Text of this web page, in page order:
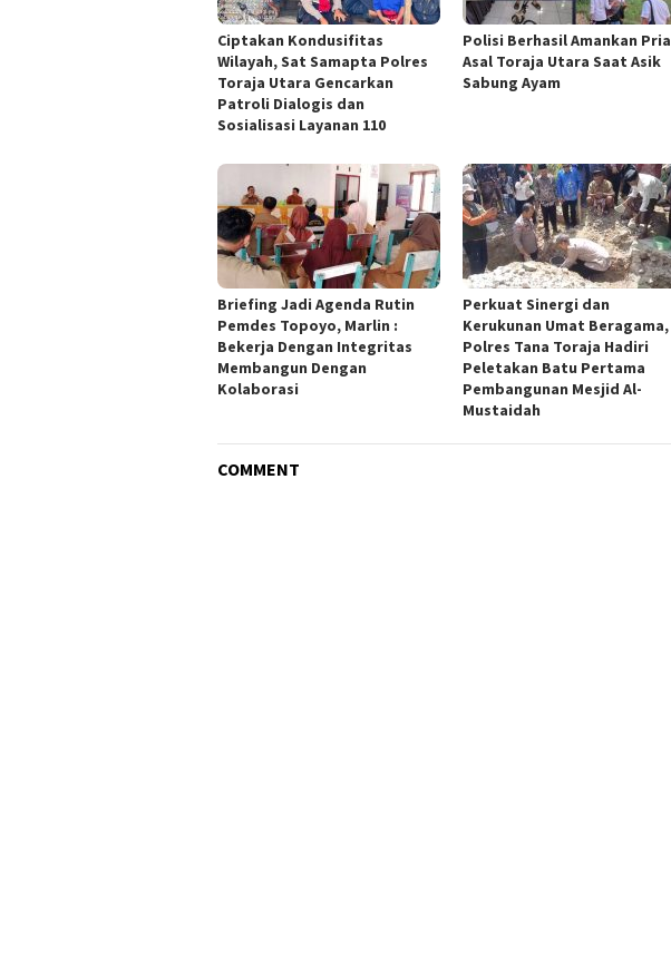
Ciptakan Kondusifitas
Wilayah, Sat Samapta Polres
Toraja Utara Gencarkan
Patroli Dialogis dan
Sosialisasi Layanan 110
Polisi Berhasil Amankan Pria
Asal Toraja Utara Saat Asik
Sabung Ayam
Briefing Jadi Agenda Rutin
Pemdes Topoyo, Marlin :
Bekerja Dengan Integritas
Membangun Dengan
Kolaborasi
Perkuat Sinergi dan
Kerukunan Umat Beragama,
Polres Tana Toraja Hadiri
Peletakan Batu Pertama
Pembangunan Mesjid Al-
Mustaidah
COMMENT